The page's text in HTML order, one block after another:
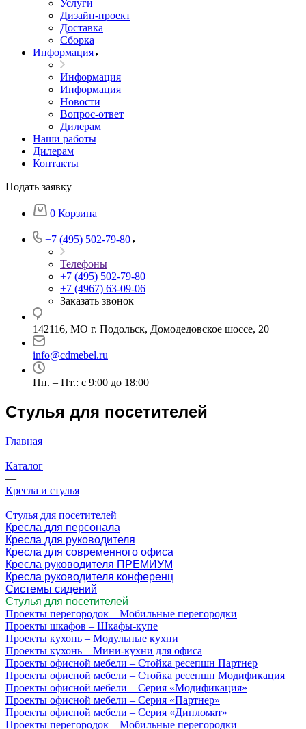
Услуги
Дизайн-проект
Доставка
Сборка
Информация
Информация
Информация
Новости
Вопрос-ответ
Дилерам
Наши работы
Дилерам
Контакты
Подать заявку
0 Корзина
+7 (495) 502-79-80
Телефоны
+7 (495) 502-79-80
+7 (4967) 63-09-06
Заказать звонок
142116, МО г. Подольск, Домодедовское шоссе, 20
info@cdmebel.ru
Пн. – Пт.: с 9:00 до 18:00
Стулья для посетителей
Главная
—
Каталог
—
Кресла и стулья
—
Стулья для посетителей
Кресла для персонала
Кресла для руководителя
Кресла для современного офиса
Кресла руководителя ПРЕМИУМ
Кресла руководителя конференц
Системы сидений
Стулья для посетителей
Проекты перегородок – Мобильные перегородки
Проекты шкафов – Шкафы-купе
Проекты кухонь – Модульные кухни
Проекты кухонь – Мини-кухни для офиса
Проекты офисной мебели – Стойка ресепшн Партнер
Проекты офисной мебели – Стойка ресепшн Модификация
Проекты офисной мебели – Серия «Модификация»
Проекты офисной мебели – Серия «Партнер»
Проекты офисной мебели – Серия «Дипломат»
Проекты перегородок – Мобильные перегородки